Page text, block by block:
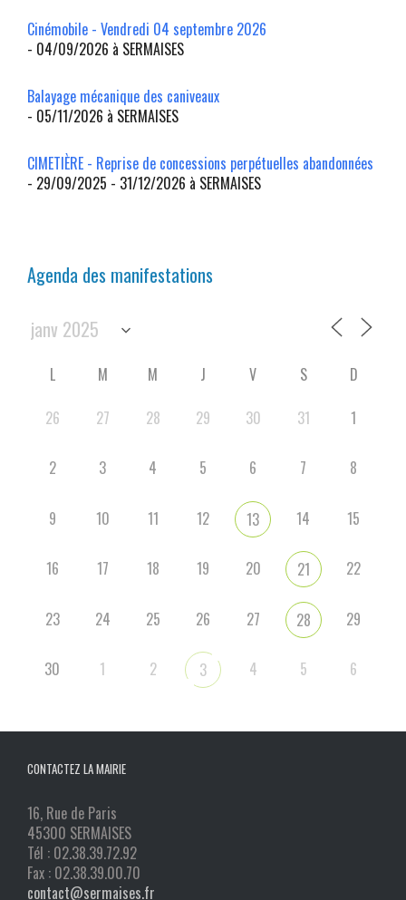
Cinémobile - Vendredi 04 septembre 2026
- 04/09/2026 à SERMAISES
Balayage mécanique des caniveaux
- 05/11/2026 à SERMAISES
CIMETIÈRE - Reprise de concessions perpétuelles abandonnées
- 29/09/2025 - 31/12/2026 à SERMAISES
Agenda des manifestations
L M M J V S
D
26
27 28 29 30 31 1
2 3 4 5 6 7 8
9 10 11 12 13 14 15
16 17 18 19 20 21 22
23 24 25 26 27 28 29
30 1 2 3 4 5 6
CONTACTEZ LA MAIRIE
16, Rue de Paris
45300 SERMAISES
Tél : 02.38.39.72.92
Fax : 02.38.39.00.70
contact@sermaises.fr